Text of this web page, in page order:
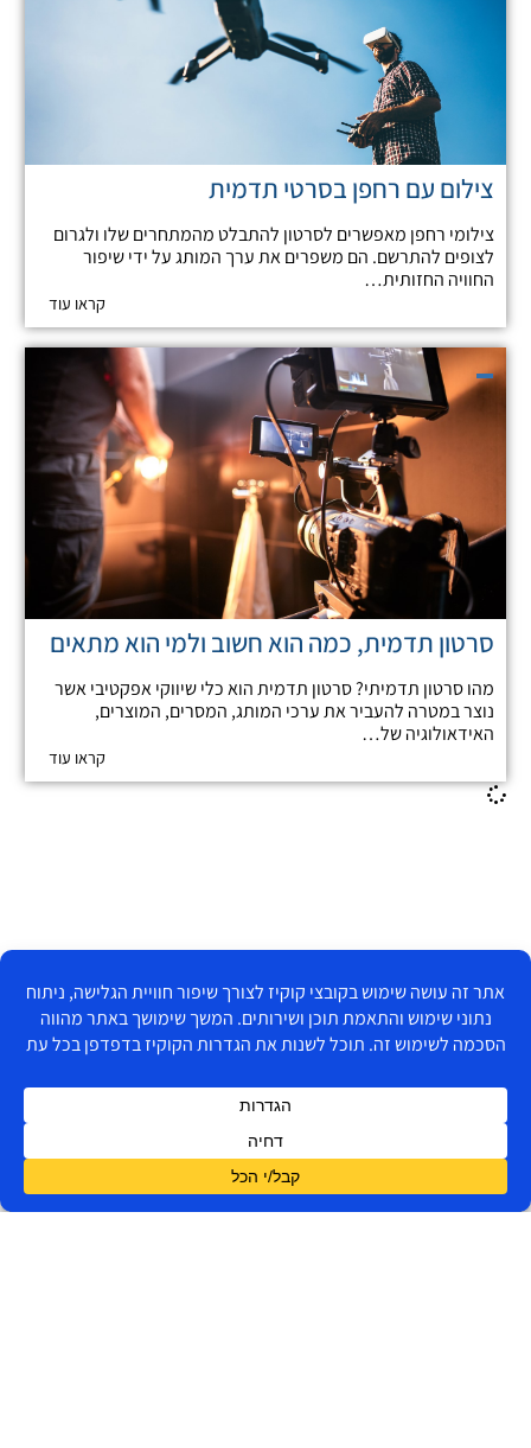
צילום עם רחפן בסרטי תדמית
צילומי רחפן מאפשרים לסרטון להתבלט מהמתחרים שלו ולגרום
לצופים להתרשם. הם משפרים את ערך המותג על ידי שיפור
החוויה החזותית…
קראו עוד
סרטון תדמית, כמה הוא חשוב ולמי הוא מתאים
מהו סרטון תדמיתי? סרטון תדמית הוא כלי שיווקי אפקטיבי אשר
נוצר במטרה להעביר את ערכי המותג, המסרים, המוצרים,
האידאולוגיה של…
קראו עוד
מפת האתר
בית
הפקת
מדיה
השאירו הודעה
ונחזור אליכם
בהקדם
הצהרת נגישות
יצירת קשר